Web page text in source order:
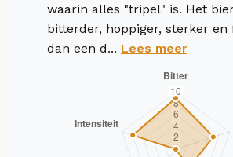
waarin alles "tripel" is. Het
bitterder, hoppiger, sterker
dan een d... Lees meer